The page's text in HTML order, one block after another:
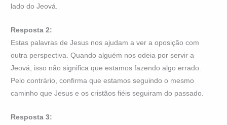
lado do Jeová.
Resposta 2:
Estas palavras de Jesus nos ajudam a ver a oposição com
outra perspectiva. Quando alguém nos odeia por servir a
Jeová, isso não significa que estamos fazendo algo errado.
Pelo contrário, confirma que estamos seguindo o mesmo
caminho que Jesus e os cristãos fiéis seguiram do passado.
Resposta 3: